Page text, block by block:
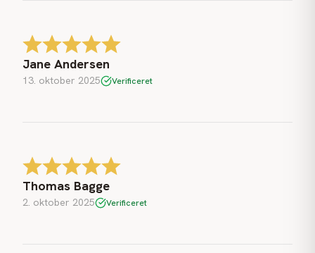
Jane Andersen
13. oktober 2025 Verificeret
Thomas Bagge
2. oktober 2025 Verificeret